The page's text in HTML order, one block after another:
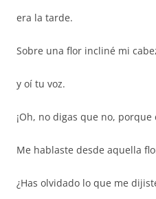
era la tarde.
Sobre una flor incliné mi
y oí tu voz.
¡Oh, no digas que no,
Me hablaste desde aquella
¿Has olvidado lo que me